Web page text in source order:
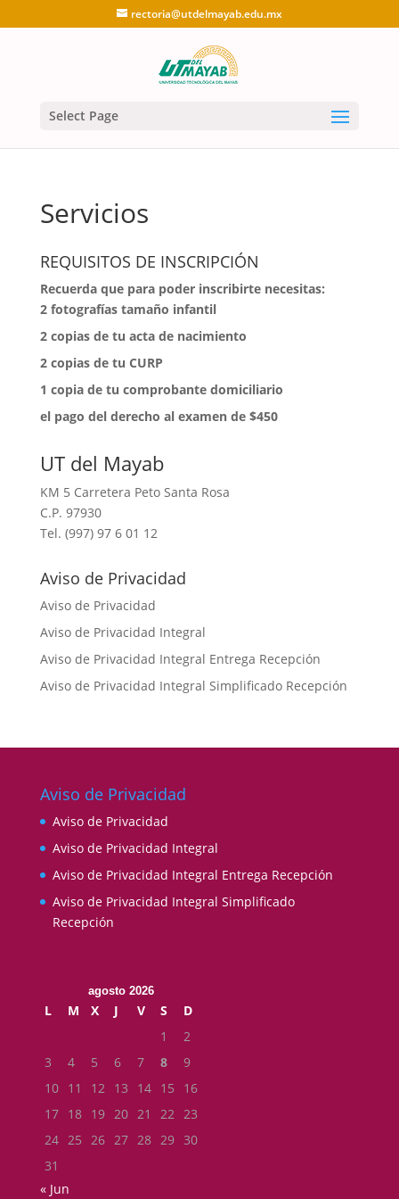
rectoria@utdelmayab.edu.mx
Select Page
Servicios
REQUISITOS DE INSCRIPCIÓN
Recuerda que para poder inscribirte necesitas:
2 fotografías tamaño infantil
⁠2 copias de tu acta de nacimiento
⁠2 copias de tu CURP
⁠1 copia de tu comprobante domiciliario
⁠el pago del derecho al examen de $450
UT del Mayab
KM 5 Carretera Peto Santa Rosa
C.P. 97930
Tel. (997) 97 6 01 12
Aviso de Privacidad
Aviso de Privacidad
Aviso de Privacidad Integral
Aviso de Privacidad Integral Entrega Recepción
Aviso de Privacidad Integral Simplificado Recepción
Aviso de Privacidad
Aviso de Privacidad
Aviso de Privacidad Integral
Aviso de Privacidad Integral Entrega Recepción
Aviso de Privacidad Integral Simplificado
Recepción
agosto 2026
L M X J V S
D
1
2
3
4 5 6 7 8
9
10 11 12 13 14 15
16
17 18 19 20 21 22 23
24 25 26 27 28 29 30
31
« Jun